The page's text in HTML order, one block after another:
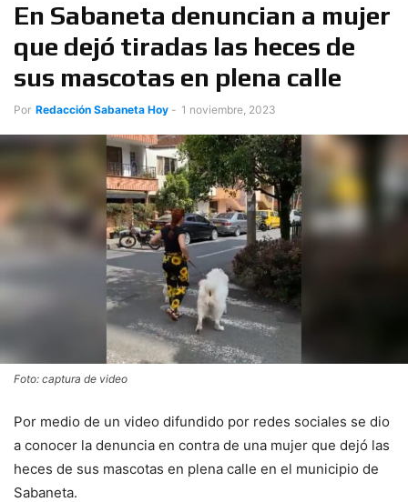
En Sabaneta denuncian a mujer
que dejó tiradas las heces de
sus mascotas en plena calle
Por Redacción Sabaneta Hoy - 1 noviembre, 2023
Foto: captura de video
Por medio de un video difundido por redes sociales se dio
a conocer la denuncia en contra de una mujer que dejó las
heces de sus mascotas en plena calle en el municipio de
Sabaneta.